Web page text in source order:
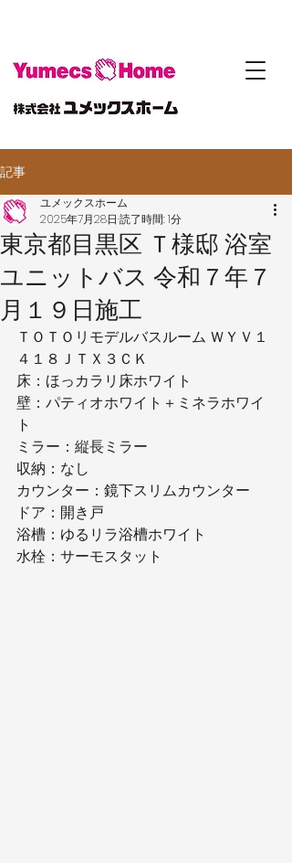
記事
東京都目黒区 Ｔ様邸 浴室
ユニットバス 令和７年７
月１９日施工
ユメックスホーム
2025年7月28日 読了時間: 1分
ＴＯＴＯリモデルバスルーム ＷＹＶ１
４１８ＪＴＸ３ＣＫ
床：ほっカラリ床ホワイト
壁：パティオホワイト＋ミネラホワイ
ト
ミラー：縦長ミラー
収納：なし
カウンター：鏡下スリムカウンター
ドア：開き戸
浴槽：ゆるリラ浴槽ホワイト
水栓：サーモスタット